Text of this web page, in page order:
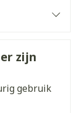
zijn
gebruik